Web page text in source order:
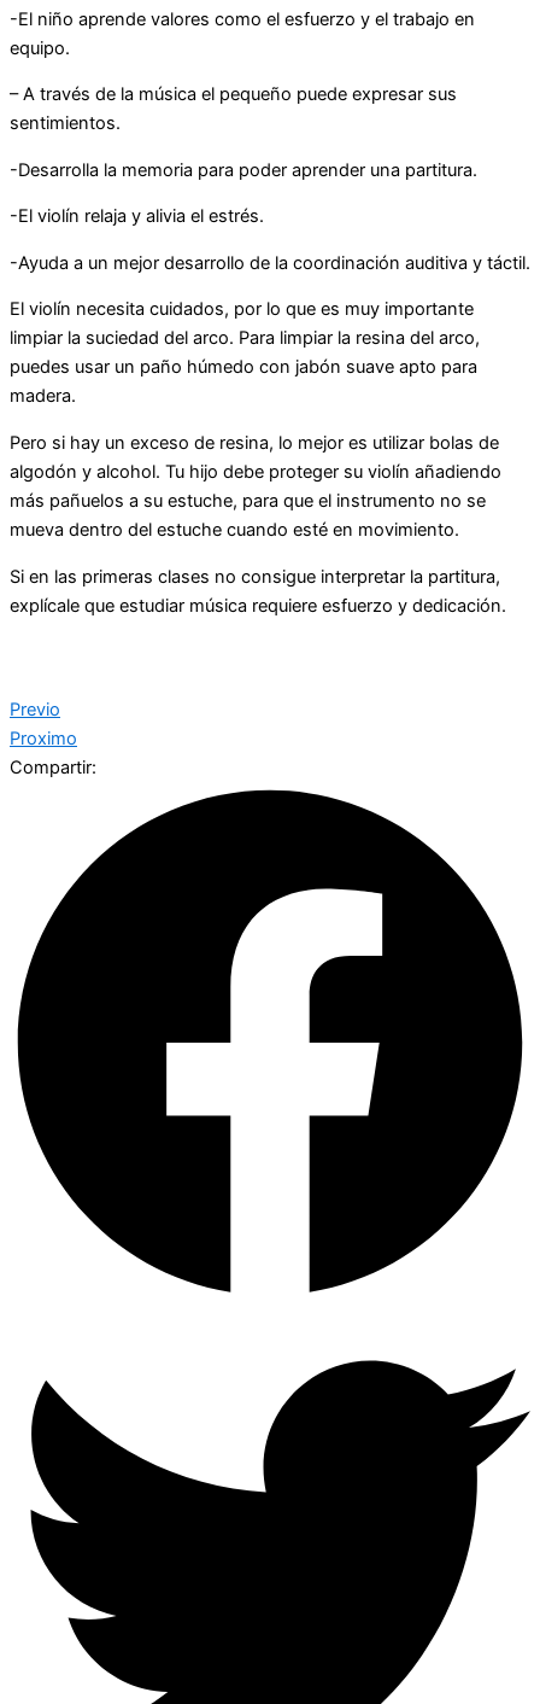
-El niño aprende valores como el esfuerzo y el trabajo en
equipo.
– A través de la música el pequeño puede expresar sus
sentimientos.
-Desarrolla la memoria para poder aprender una partitura.
-El violín relaja y alivia el estrés.
-Ayuda a un mejor desarrollo de la coordinación auditiva y táctil.
El violín necesita cuidados, por lo que es muy importante
limpiar la suciedad del arco. Para limpiar la resina del arco,
puedes usar un paño húmedo con jabón suave apto para
madera.
Pero si hay un exceso de resina, lo mejor es utilizar bolas de
algodón y alcohol. Tu hijo debe proteger su violín añadiendo
más pañuelos a su estuche, para que el instrumento no se
mueva dentro del estuche cuando esté en movimiento.
Si en las primeras clases no consigue interpretar la partitura,
explícale que estudiar música requiere esfuerzo y dedicación.
Previo
Proximo
Compartir: